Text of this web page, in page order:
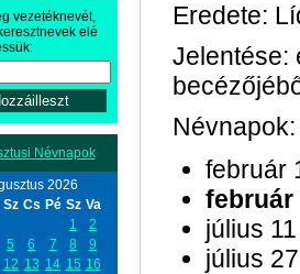
vezetéknevét,
elé
Névnapok
2026
Sz Cs Pé Sz Va
1
2
5 6 7 8
9
12 13 14 15 16
Eredete:
Jelentése:
Névnapok:
február
február
július 11
július 27